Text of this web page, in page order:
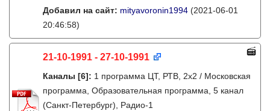
Добавил на сайт: mityavoronin1994 (2021-06-01
20:46:58)
21-10-1991 - 27-10-1991
Каналы [6]: 1 программа ЦТ, РТВ, 2х2 / Московская
программа, Образовательная программа, 5 канал
(Санкт-Петербург), Радио-1